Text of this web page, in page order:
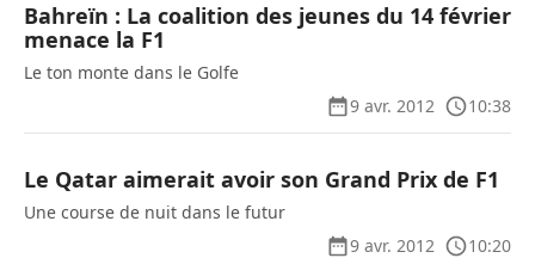
Bahreïn : La coalition des jeunes du 14 février
menace la F1
Le ton monte dans le Golfe
9 avr. 2012
10:38
Le Qatar aimerait avoir son Grand Prix de F1
Une course de nuit dans le futur
9 avr. 2012
10:20